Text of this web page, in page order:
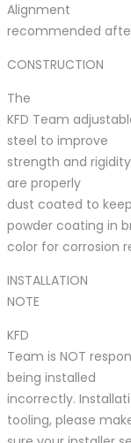
Alignment
recommended
CONSTRUCTION
The
KFD Team
steel to improve
strength and
are properly
dust coated to
powder coating in
color for corrosion
INSTALLATION
NOTE
KFD
Team is NOT
being installed
incorrectly.
tooling, please